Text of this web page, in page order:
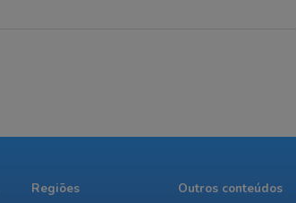
Regiões
Outros conteúdos